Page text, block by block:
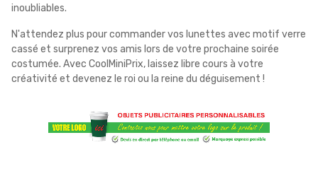
inoubliables.
N'attendez plus pour commander vos lunettes avec motif verre
cassé et surprenez vos amis lors de votre prochaine soirée
costumée. Avec CoolMiniPrix, laissez libre cours à votre
créativité et devenez le roi ou la reine du déguisement !